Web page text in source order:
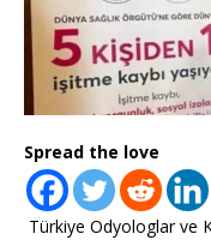
Spread the love
Türkiye Odyologlar ve